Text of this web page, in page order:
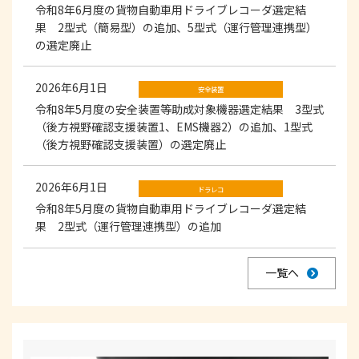
令和8年6月度の貨物自動車用ドライブレコーダ選定結
果 2型式（簡易型）の追加、5型式（運行管理連携型）
の選定廃止
2026年6月1日 安全装置
令和8年5月度の安全装置等助成対象機器選定結果 3型式
（後方視野確認支援装置1、EMS機器2）の追加、1型式
（後方視野確認支援装置）の選定廃止
2026年6月1日 ドラレコ
令和8年5月度の貨物自動車用ドライブレコーダ選定結
果 2型式（運行管理連携型）の追加
一覧へ